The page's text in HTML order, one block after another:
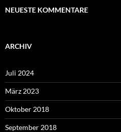
NEUESTE KOMMENTARE
ARCHIV
Juli 2024
März 2023
Oktober 2018
September 2018